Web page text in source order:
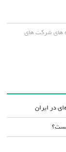
های شرکت های
در ایران